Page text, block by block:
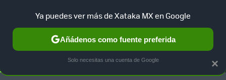
SELECCIÓN GAMING HOME AUTO TERRITORIO
×
Ya puedes ver más de Xataka MX en Google
Añádenos como fuente preferida
Solo necesitas una cuenta de Google